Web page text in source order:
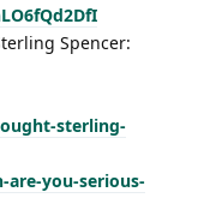
Spencer:
sterling-
you-serious-